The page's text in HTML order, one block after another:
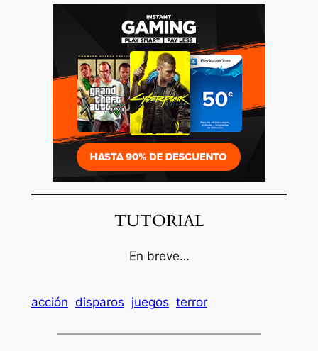
TUTORIAL
En breve…
acción disparos juegos terror